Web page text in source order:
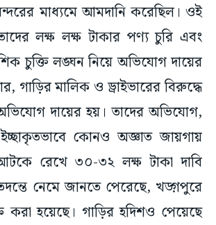
মাধ্যমে আমদানি করেছিল। ওই
লক্ষ লক্ষ টাকার পণ্য চুরি এবং
চুক্তি লঙ্ঘন নিয়ে অভিযোগ দায়ের
গাড়ির মালিক ও ড্রাইভারের বিরুদ্ধে
দায়ের হয়। তাদের অভিযোগ,
কোনও অজ্ঞাত জায়গায়
রেখে ৩০-৩২ লক্ষ টাকা দাবি
নেমে জানতে পেরেছে, খড়্গপুরে
করা হয়েছে। গাড়ির হদিশও পেয়েছে